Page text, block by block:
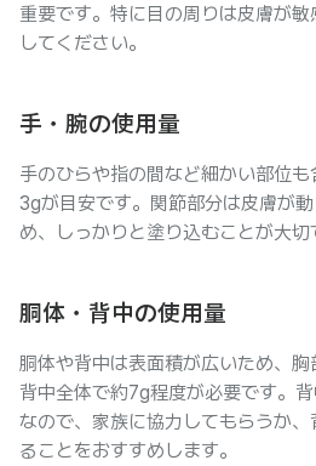
重要です。特に目の周りは皮膚が
してください。
手・腕の使用量
手のひらや指の間など細かい部位
3gが目安です。関節部分は皮膚が
め、しっかりと塗り込むことが大切
胴体・背中の使用量
胴体や背中は表面積が広いため、胸
背中全体で約7g程度が必要です。
なので、家族に協力してもらうか
ることをおすすめします。